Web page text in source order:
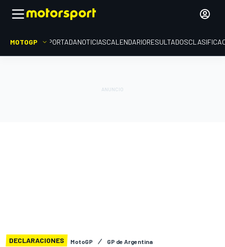
MOTOGP PORTADANOTICIASCALENDARIORESULTADOS
DECLARACIONES MotoGP GP de Argentina